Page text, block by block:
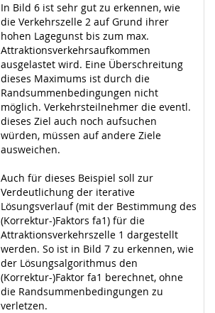
In Bild 6 ist sehr gut zu erkennen, wie
die Verkehrszelle 2 auf Grund ihrer
hohen Lagegunst bis zum max.
Attraktionsverkehrsaufkommen
ausgelastet wird. Eine Überschreitung
dieses Maximums ist durch die
Randsummenbedingungen nicht
möglich. Verkehrsteilnehmer die eventl.
dieses Ziel auch noch aufsuchen
würden, müssen auf andere Ziele
ausweichen.
Auch für dieses Beispiel soll zur
Verdeutlichung der iterative
Lösungsverlauf (mit der Bestimmung des
(Korrektur-)Faktors fa1) für die
Attraktionsverkehrszelle 1 dargestellt
werden. So ist in Bild 7 zu erkennen, wie
der Lösungsalgorithmus den
(Korrektur-)Faktor fa1 berechnet, ohne
die Randsummenbedingungen zu
verletzen.